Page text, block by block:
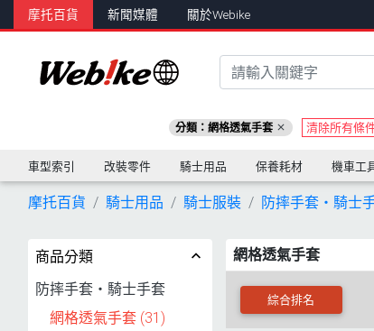
摩托百貨 新聞媒體 關於Webike
分類：網格透氣手套 清除所有條
車型索引 改裝零件 騎士用品 保養耗材 機車工
摩托百貨 騎士用品 騎士服裝 防摔手套・騎士
商品分類
防摔手套・騎士手套
網格透氣手套 (31)
網格透氣手套
綜合排名